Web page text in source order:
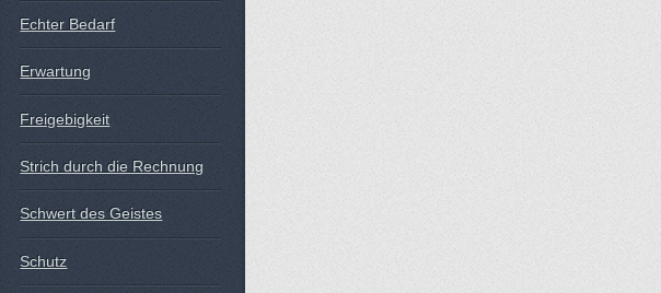
Echter Bedarf
Erwartung
Freigebigkeit
Strich durch die Rechnung
Schwert des Geistes
Schutz